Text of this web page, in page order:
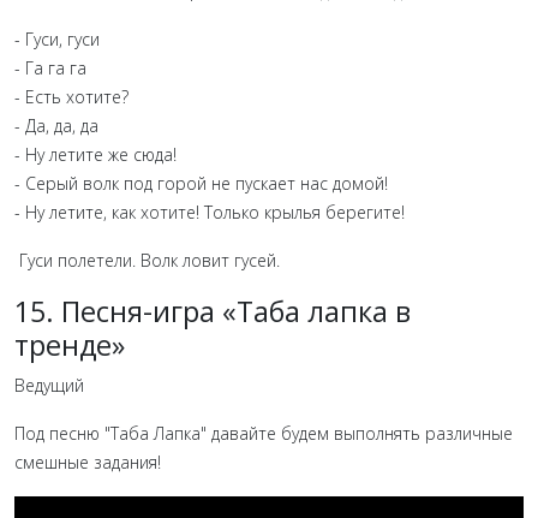
- Гуси, гуси
- Га га га
- Есть хотите?
- Да, да, да
- Ну летите же сюда!
- Серый волк под горой не пускает нас домой!
- Ну летите, как хотите! Только крылья берегите!
Гуси полетели. Волк ловит гусей.
15. Песня-игра «Таба лапка в
тренде»
Ведущий
Под песню "Таба Лапка" давайте будем выполнять различные
смешные задания!